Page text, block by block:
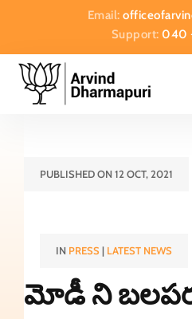
Email:
Support:040 -
PUBLISHED ON 12 OCT, 2021
IN PRESS| LATEST NEWS
మోడీ ని